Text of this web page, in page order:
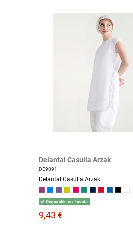
Delantal Casulla Arzak
DE9091
Delantal Casulla Arzak
Disponible en Tienda
9,43 €